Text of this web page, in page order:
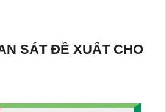
SÁT ĐỀ XUẤT CHO